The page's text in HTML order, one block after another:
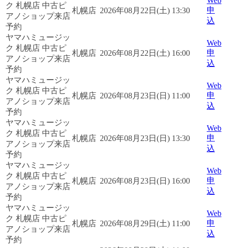
ク 札幌店 中古ピ
アノショップ来店
予約
札幌店 2026年08月22日(土) 13:30
申
込
ヤマハミュージッ
ク 札幌店 中古ピ
アノショップ来店
予約
札幌店 2026年08月22日(土) 16:00
Web
申
込
ヤマハミュージッ
ク 札幌店 中古ピ
アノショップ来店
予約
札幌店 2026年08月23日(日) 11:00
Web
申
込
ヤマハミュージッ
ク 札幌店 中古ピ
アノショップ来店
予約
札幌店 2026年08月23日(日) 13:30
Web
申
込
ヤマハミュージッ
ク 札幌店 中古ピ
アノショップ来店
予約
札幌店 2026年08月23日(日) 16:00
Web
申
込
ヤマハミュージッ
ク 札幌店 中古ピ
アノショップ来店
予約
札幌店 2026年08月29日(土) 11:00
Web
申
込